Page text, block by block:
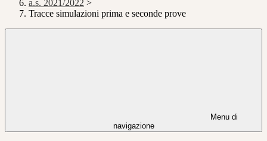
a.s. 2021/2022 >
Tracce simulazioni prima e seconde prove
Menu di
navigazione